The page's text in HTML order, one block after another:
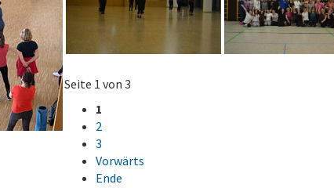
Seite 1 von 3
1
2
3
Vorwärts
Ende